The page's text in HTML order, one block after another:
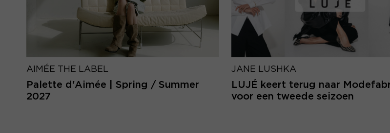
AIMÉE THE LABEL
Palette d'Aimée | Spring / Summer
2027
JANE LUSHKA
LUJÉ keert terug naar
voor een tweede seizoen